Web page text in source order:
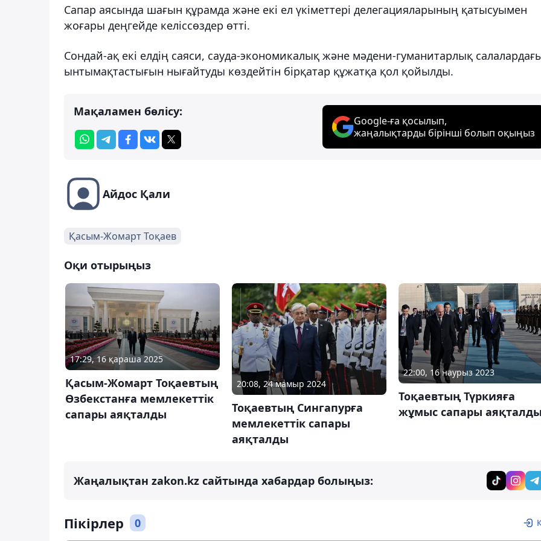
Сапар аясында шағын құрамда және екі ел үкіметтері делегацияларының қатысуымен
жоғары деңгейде келіссөздер өтті.
Сондай-ақ екі елдің cаяси, сауда-экономикалық және мәдени-гуманитарлық
ынтымақтастығын нығайтуды көздейтін бірқатар құжатқа қол қойылды.
Мақаламен бөлісу:
Google-ға қосылып,
жаңалықтарды бірінші болып оқыңыз
Айдос Қали
Қасым-Жомарт Тоқаев
Оқи отырыңыз
17:29, 16 қараша 2025
Қасым-Жомарт Тоқаевтың
Өзбекстанға мемлекеттік
сапары аяқталды
20:08, 24 мамыр 2024
Тоқаевтың Сингапурға
мемлекеттік сапары
аяқталды
22:00, 16 наурыз 2023
Тоқаевтың Түркияға
жұмыс сапары
Жаңалықтан zakon.kz сайтында хабардар болыңыз:
Пікірлер 0